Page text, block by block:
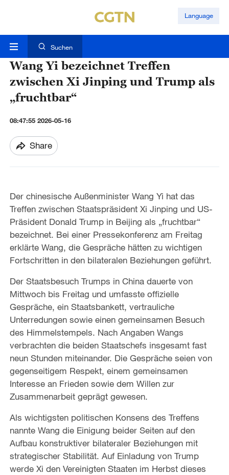
Language
Suchen
Wang Yi bezeichnet Treffen
zwischen Xi Jinping und Trump als
„fruchtbar“
08:47:55 2026-05-16
Share
Der chinesische Außenminister Wang Yi hat das
Treffen zwischen Staatspräsident Xi Jinping und US-
Präsident Donald Trump in Beijing als „fruchtbar“
bezeichnet. Bei einer Pressekonferenz am Freitag
erklärte Wang, die Gespräche hätten zu wichtigen
Fortschritten in den bilateralen Beziehungen geführt.
Der Staatsbesuch Trumps in China dauerte von
Mittwoch bis Freitag und umfasste offizielle
Gespräche, ein Staatsbankett, vertrauliche
Unterredungen sowie einen gemeinsamen Besuch
des Himmelstempels. Nach Angaben Wangs
verbrachten die beiden Staatschefs insgesamt fast
neun Stunden miteinander. Die Gespräche seien von
gegenseitigem Respekt, einem gemeinsamen
Interesse an Frieden sowie dem Willen zur
Zusammenarbeit geprägt gewesen.
Als wichtigsten politischen Konsens des Treffens
nannte Wang die Einigung beider Seiten auf den
Aufbau konstruktiver bilateraler Beziehungen mit
strategischer Stabilität. Auf Einladung von Trump
werde Xi den Vereinigten Staaten im Herbst dieses